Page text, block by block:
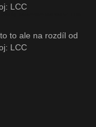
LCC
to ale na rozdíl od
LCC